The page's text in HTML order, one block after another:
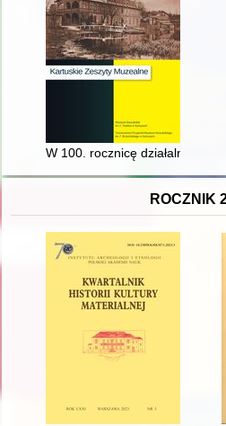
W 100. rocznicę działalności
ROCZNIK